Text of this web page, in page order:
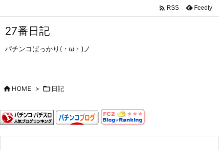
 RSS Feedly
27番日記
パチンコばっかり(・ω・)ノ
HOME >  日記